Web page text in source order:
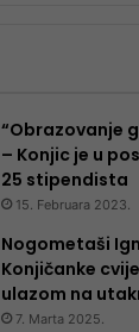
“Obrazovanje
– Konjic je u
25 ​​stipendista
15. Februara 2023.
Nogometaši
Konjičanke
ulazom na
7. Marta 2025.